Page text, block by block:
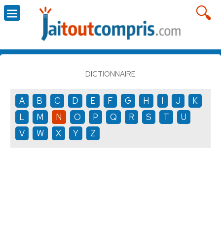
DICTIONNAIRE
A B C D E F G H I J
K
L
M N O P Q R S T
U
V
W X Y Z